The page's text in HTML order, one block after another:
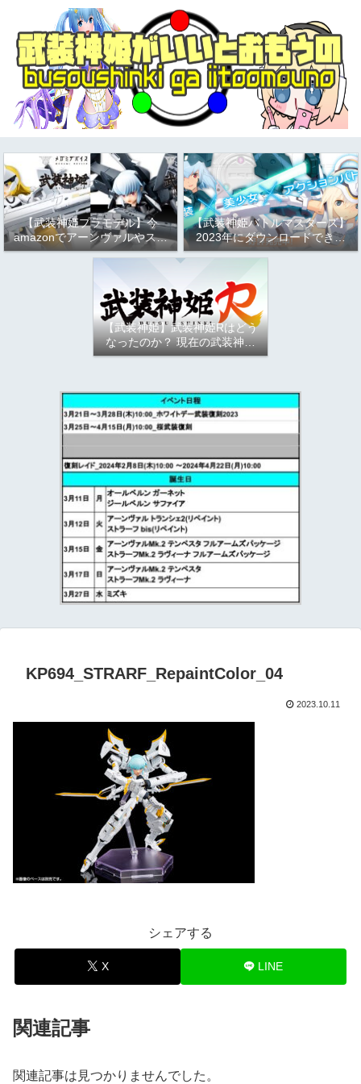
【武装神姫プラモデル】今
amazonでアーンヴァルやスト
ラーフがお得という話
【武装神姫バトルマスターズ】
2023年にダウンロードできる
か問題について
【武装神姫】武装神姫Rはどう
なったのか？ 現在の武装神姫
アーケード（バトコン）につい
KP694_STRARF_RepaintColor_04
2023.10.11
シェアする
X LINE
関連記事
関連記事は見つかりませんでした。